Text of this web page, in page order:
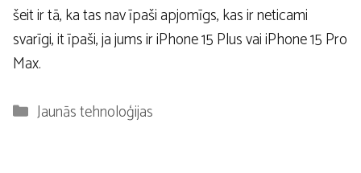
šeit ir tā, ka tas nav īpaši apjomīgs, kas ir neticami
svarīgi, it īpaši, ja jums ir iPhone 15 Plus vai iPhone 15 Pro
Max.
Kategorijas
Jaunās tehnoloģijas